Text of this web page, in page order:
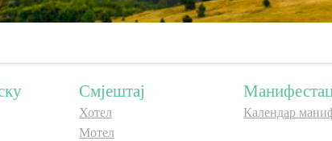
Смјештај
Хотел
Мотел
Календар